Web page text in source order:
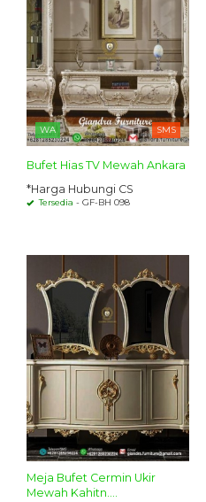
WA SMS
Bufet Hias TV Mewah Ankara
*Harga Hubungi CS
Tersedia - GF-BH 098
Meja Bufet Cermin Ukir
Mewah Kahitn....